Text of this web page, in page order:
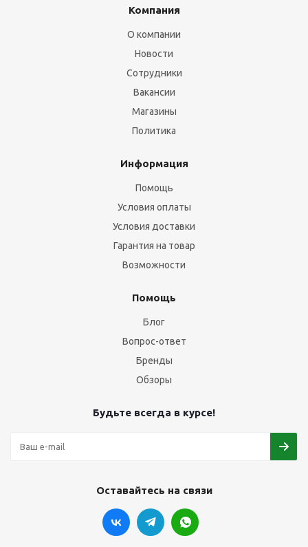
Компания
О компании
Новости
Сотрудники
Вакансии
Магазины
Политика
Информация
Помощь
Условия оплаты
Условия доставки
Гарантия на товар
Возможности
Помощь
Блог
Вопрос-ответ
Бренды
Обзоры
Будьте всегда в курсе!
Оставайтесь на связи